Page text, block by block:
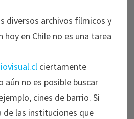
diversos archivos fílmicos y
hoy en Chile no es una tarea
ciertamente
no es posible buscar
cines de barrio. Si
de las instituciones que